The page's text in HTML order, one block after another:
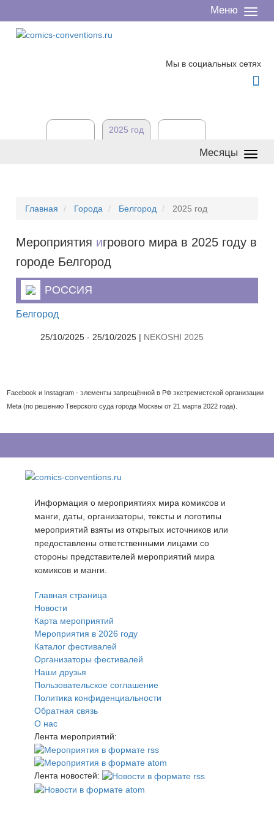
Меню
Мы в социальных сетях

2025 год
Месяцы
Главная Города Белгород 2025 год
Мероприятия игрового мира в 2025 году в
городе Белгород
РОССИЯ
Белгород
25/10/2025 - 25/10/2025 | NEKOSHI 2025
Facebook и Instagram - элементы запрещённой в РФ экстремистской организации
Meta (по решению Тверского суда города Москвы от 21 марта 2022 года).
Информация о мероприятиях мира комиксов и
манги, даты, организаторы, тексты и логотипы
мероприятий взяты из открытых источников или
предоставлены ответственными лицами со
стороны представителей мероприятий мира
комиксов и манги.
Главная страница
Новости
Карта мероприятий
Мероприятия в 2026 году
Каталог фестивалей
Организаторы фестивалей
Наши друзья
Пользовательское соглашение
Политика конфиденциальности
Обратная связь
О нас
Лента мероприятий:
Лента новостей: